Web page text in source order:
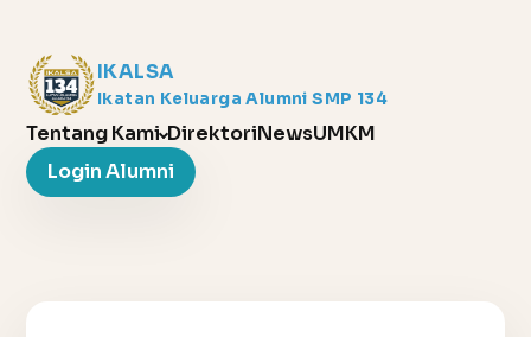
IKALSA
Ikatan Keluarga Alumni SMP 134
Tentang Kami DirektoriNewsUMKM
Login Alumni